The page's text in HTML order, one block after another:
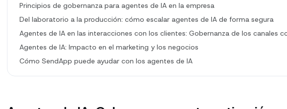
Principios de gobernanza para agentes de IA en la empresa
Del laboratorio a la producción: cómo escalar agentes de IA de forma segura
Agentes de IA en las interacciones con los clientes: Gobernanza de los canales
Agentes de IA: Impacto en el marketing y los negocios
Cómo SendApp puede ayudar con los agentes de IA